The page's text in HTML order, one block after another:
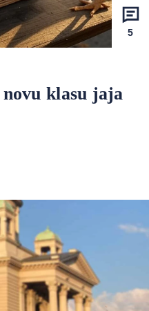
5
klasu jaja